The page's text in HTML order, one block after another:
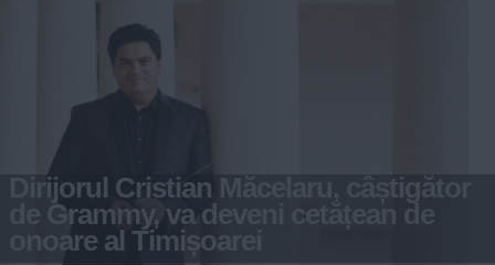
Dirijorul Cristian Măcelaru, câștigător
de Grammy, va deveni cetățean de
onoare al Timișoarei